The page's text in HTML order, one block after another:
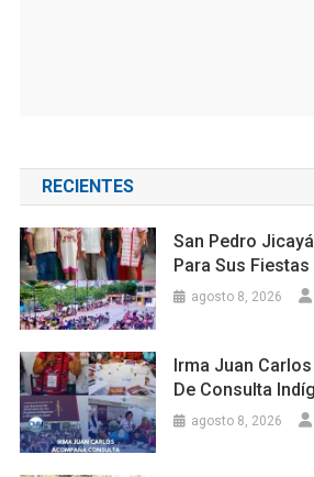
RECIENTES
San Pedro
Para Sus
agosto 8, 2026
Irma Juan
De Consulta
agosto 8, 2026